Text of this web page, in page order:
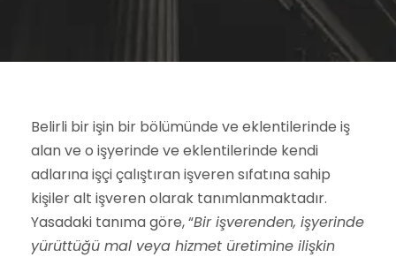
Belirli bir işin bir bölümünde ve eklentilerinde iş
alan ve o işyerinde ve eklentilerinde kendi
adlarına işçi çalıştıran işveren sıfatına sahip
kişiler alt işveren olarak tanımlanmaktadır.
Yasadaki tanıma göre, “Bir işverenden, işyerinde
yürüttüğü mal veya hizmet üretimine ilişkin